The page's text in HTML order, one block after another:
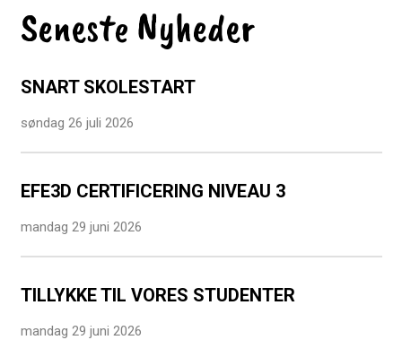
Seneste Nyheder
SNART SKOLESTART
søndag 26 juli 2026
EFE3D CERTIFICERING NIVEAU 3
mandag 29 juni 2026
TILLYKKE TIL VORES STUDENTER
mandag 29 juni 2026